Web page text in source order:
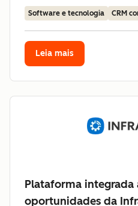
Software e tecnologia CRM
Leia mais
Plataforma integrada
oportunidades da